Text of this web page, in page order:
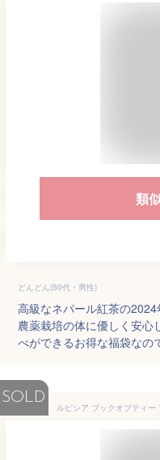
類
どんどん(50代・男性)
高級なネパール紅茶の
農薬栽培の体に優しく安心
べができるお得な福袋なの
SOLD